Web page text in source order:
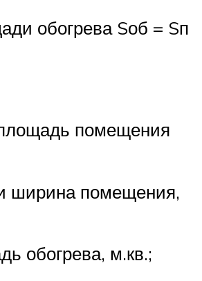
обогрева Sоб = Sп
помещения
ширина помещения,
обогрева, м.кв.;